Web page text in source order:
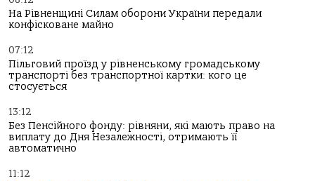
На Рівненщині Силам оборони України передали
конфісковане майно
07:12
Пільговий проїзд у рівненському громадському
транспорті без транспортної картки: кого це
стосується
13:12
Без Пенсійного фонду: рівняни, які мають право на
виплату до Дня Незалежності, отримають її
автоматично
11:12